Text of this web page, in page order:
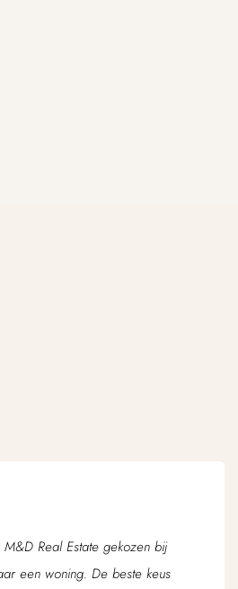
Real Estate gekozen bij
een woning. De beste keus